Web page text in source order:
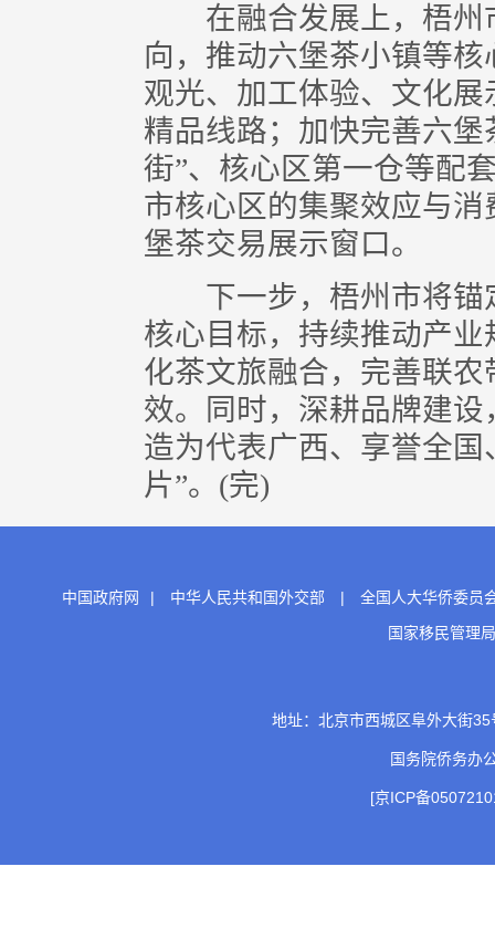
在融合发展上，梧州
向，推动六堡茶小镇等
观光、加工体验、文化
精品线路；加快完善六
街”、核心区第一仓等配
市核心区的集聚效应与
堡茶交易展示窗口。
下一步，梧州市将锚
核心目标，持续推动产
化茶文旅融合，完善联
效。同时，深耕品牌建
造为代表广西、享誉全
片”。(完)
中国政府网 | 中华人民共和国外交部 |
全国人大华侨委员
国家移民管理局
地址：北京市西城区阜外大街
国务院侨务
[京ICP备